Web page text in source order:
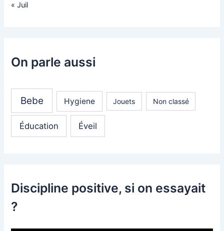
« Juil
On parle aussi
Bebe Hygiene Jouets Non classé
Éducation Éveil
Discipline positive, si on essayait
?